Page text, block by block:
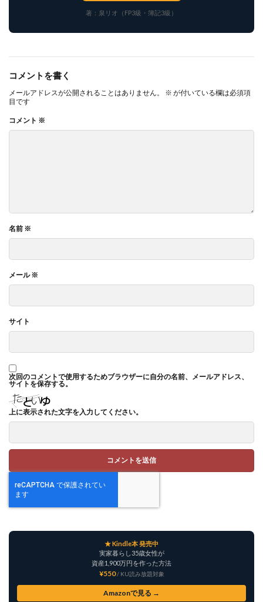
著：泉リオ（FP3級・簿記3級）
コメントを書く
メールアドレスが公開されることはありません。 ※ が付いている欄は必須項
目です
コメント ※
名前 ※
メール※
サイト
次回のコメントで使用するためブラウザーに自分の名前、メールアドレス、
サイトを保存する。
上に表示された文字を入力してください。
★ Kindle本 発売中
実家暮らし35歳女性が
資産1,900万円を作った方法
¥550 / KU読み放題対象
Amazonで見る →